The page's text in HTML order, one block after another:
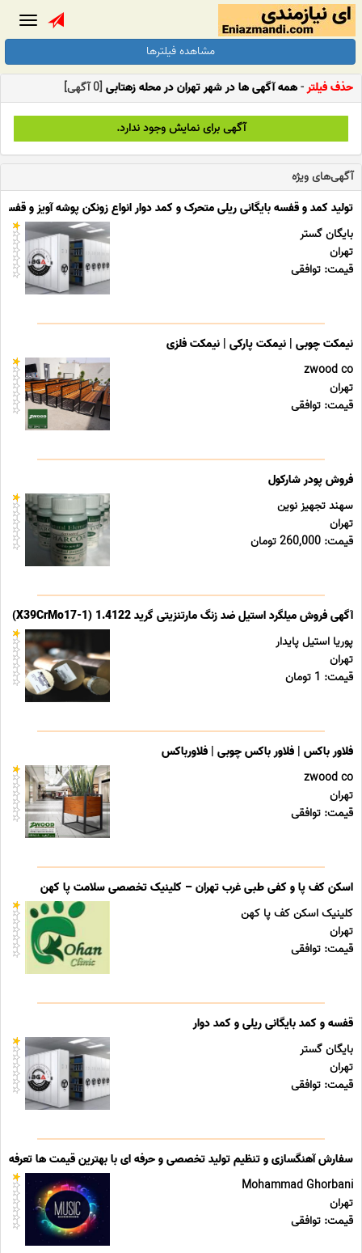
مشاهده فیلترها
حذف فیلتر-همه آگهی ها در شهر تهران در محله زهتابی [0 آگهی]
آگهی برای نمایش وجود ندارد.
آگهی‌های ویژه
تولید کمد و قفسه بایگانی ریلی متحرک و کمد دوار انواع زونکن پوشه آویز و قفسه
بایگان گستر
تهران
قیمت: توافقی
نیمکت چوبی | نیمکت پارکی | نیمکت فلزی
zwood co
تهران
قیمت: توافقی
فروش پودر شارکول
سهند تجهیز نوین
تهران
قیمت: 260,000 تومان
آگهی فروش میلگرد استیل ضد زنگ مارتنزیتی گرید 1.4122 (X39CrMo17-1)
پوریا استیل پایدار
تهران
قیمت: 1 تومان
فلاور باکس | فلاور باکس چوبی | فلاورباکس
zwood co
تهران
قیمت: توافقی
اسکن کف پا و کفی طبی غرب تهران – کلینیک تخصصی سلامت پا کهن
کلینیک اسکن کف پا کهن
تهران
قیمت: توافقی
قفسه و کمد بایگانی ریلی و کمد دوار
بایگان گستر
تهران
قیمت: توافقی
سفارش آهنگسازی و تنظیم تولید تخصصی و حرفه ای با بهترین قیمت ها تعرفه
Mohammad Ghorbani
تهران
قیمت: توافقی